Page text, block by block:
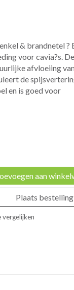
& brandnetel ?
voor cavia?s.
afvloeiing
de
en is goed voor
aan
Plaats bestelling
vergelijken